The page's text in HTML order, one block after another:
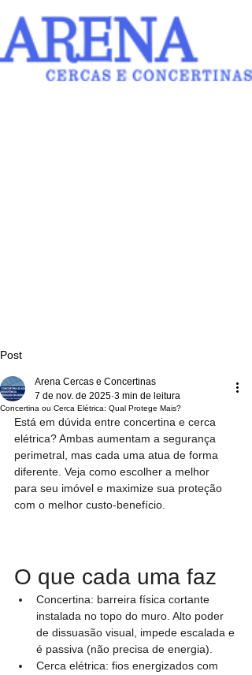
Post
Concertina ou Cerca Elétrica: Qual Protege Mais?
Arena Cercas e Concertinas
7 de nov. de 2025 3 min de leitura
Está em dúvida entre concertina e cerca
elétrica? Ambas aumentam a segurança
perimetral, mas cada uma atua de forma
diferente. Veja como escolher a melhor
para seu imóvel e maximize sua proteção
com o melhor custo-benefício.
O que cada uma faz
Concertina: barreira física cortante
instalada no topo do muro. Alto poder
de dissuasão visual, impede escalada e
é passiva (não precisa de energia).
Cerca elétrica: fios energizados com